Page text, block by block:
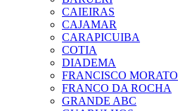
CAIEIRAS
CAJAMAR
CARAPICUIBA
COTIA
DIADEMA
FRANCISCO MORATO
FRANCO DA ROCHA
GRANDE ABC